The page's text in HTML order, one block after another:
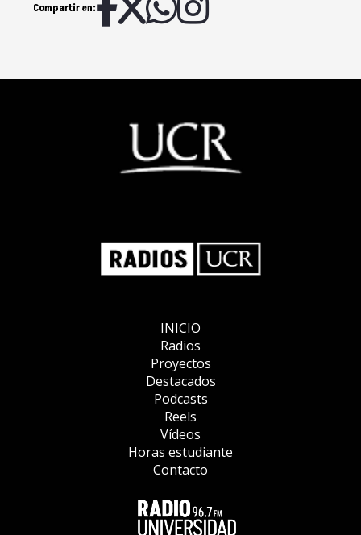
Compartir en:
INICIO
Radios
Proyectos
Destacados
Podcasts
Reels
Vídeos
Horas estudiante
Contacto